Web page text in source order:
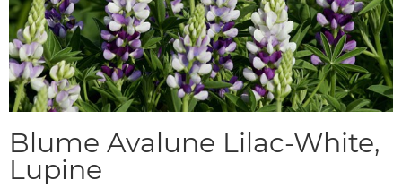
Blume Avalune Lilac-White,
Lupine